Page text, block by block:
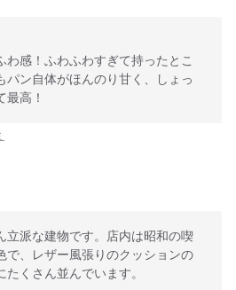
わ感！ふわふわすぎて持ったとこ
パン自体がほんのり甘く、しょっ
最高！
立派な建物です。店内は昭和の喫
で、レザー風張りのクッションの
くさん並んでいます。